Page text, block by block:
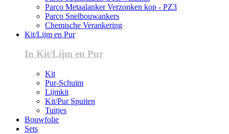
Parco Metaalanker Verzonken kop - PZ3
Parco Snelbouwankers
Chemische Verankering
Kit/Lijm en Pur
In Kit/Lijm en Pur
Kit
Pur-Schuim
Lijmkit
Kit/Pur Spuiten
Tuitjes
Bouwfolie
Sets